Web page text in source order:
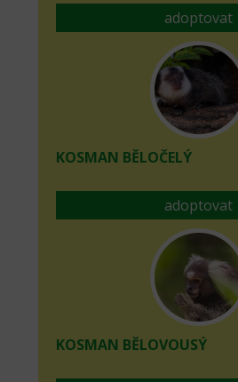
adoptovat
KOSMAN BĚLOČELÝ
adoptovat
KOSMAN BĚLOVOUSÝ